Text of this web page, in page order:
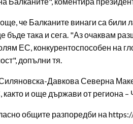
че Балканите винаги са били
бъде така и сега. "Аз очаквам
ЕС, конкурентоспособен на
допълни тя.
Давкова Северна
както и още държави от региона
общите разпоредби на